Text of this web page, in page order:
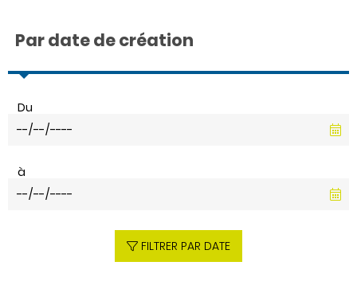
Par date de création
Du
à
FILTRER PAR DATE